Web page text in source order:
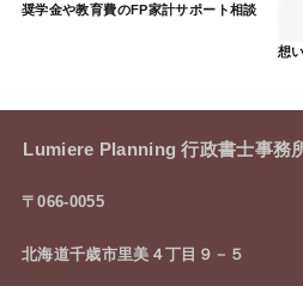
奨学金や教育費のFP家計サポート相談
想
Lumiere Planning 行政書士事務
〒066-0055
北海道千歳市里美４丁目９－５